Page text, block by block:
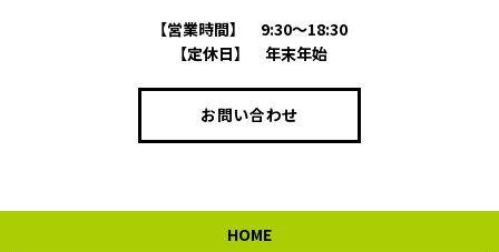
【営業時間】
9:30～18:30
【定休日】
年末年始
お問い合わせ
HOME